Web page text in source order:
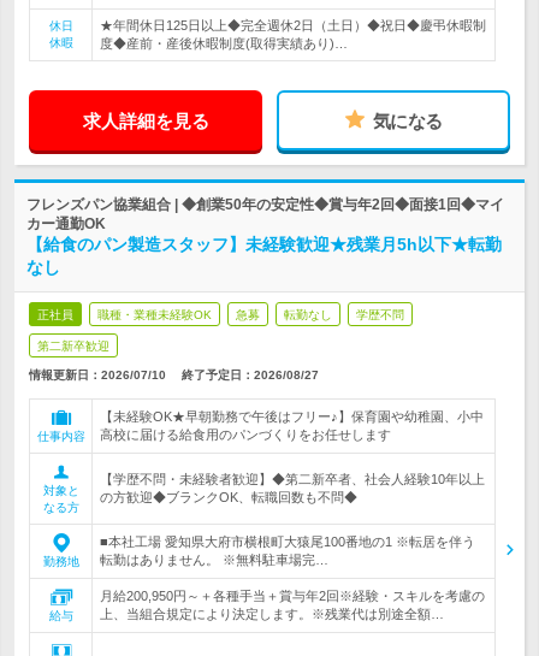
休日
休暇
★年間休日125日以上◆完全週休2日（土日）◆祝日◆慶弔休暇制
度◆産前・産後休暇制度(取得実績あり)…
求人詳細を見る 気になる
フレンズパン協業組合 | ◆創業50年の安定性◆賞与年2回◆面接1回◆マイ
カー通勤OK
【給食のパン製造スタッフ】未経験歓迎★残業月5h以下★転勤
なし
正社員 職種・業種未経験OK 急募 転勤なし 学歴不問
第二新卒歓迎
情報更新日：2026/07/10 終了予定日： 2026/08/27
仕事内容
【未経験OK★早朝勤務で午後はフリー♪】保育園や幼稚園、小中
高校に届ける給食用のパンづくりをお任せします
対象と
なる方
【学歴不問・未経験者歓迎】◆第二新卒者、社会人経験10年以上
の方歓迎◆ブランクOK、転職回数も不問◆
勤務地
■本社工場 愛知県大府市横根町大猿尾100番地の1 ※転居を伴う
転勤はありません。 ※無料駐車場完…
給与
月給200,950円～＋各種手当＋賞与年2回※経験・スキルを考慮の
上、当組合規定により決定します。※残業代は別途全額…